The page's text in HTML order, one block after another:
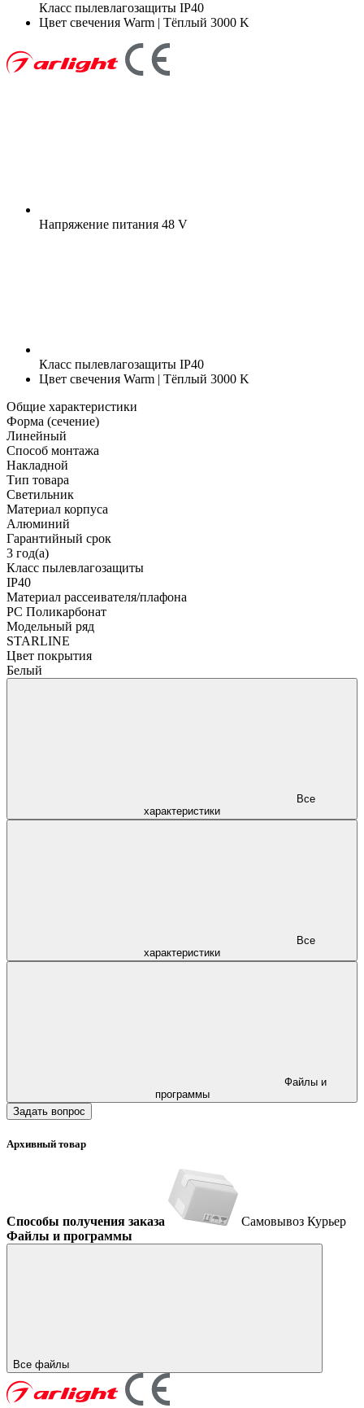
Класс пылевлагозащиты IP40
Цвет свечения Warm | Тёплый 3000 K
Напряжение питания 48 V
Класс пылевлагозащиты IP40
Цвет свечения Warm | Тёплый 3000 K
Общие характеристики
Форма (сечение)
Линейный
Способ монтажа
Накладной
Тип товара
Светильник
Материал корпуса
Алюминий
Гарантийный срок
3 год(а)
Класс пылевлагозащиты
IP40
Материал рассеивателя/плафона
PC Поликарбонат
Модельный ряд
STARLINE
Цвет покрытия
Белый
характеристики
характеристики
программы
Задать вопрос
Архивный товар
Способы получения заказа Самовывоз Курьер
Файлы и программы
Все файлы